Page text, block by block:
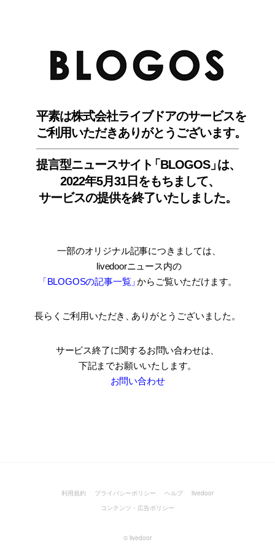
平素は株式会社ライブドアのサービスを
ご利用いただきありがとうございます。
提言型ニュースサイ ト「BLOGOS」は、
2022年5月31日をもちまして、
サービスの提供を終了いたしました。
一部のオリジナル記事につきましては
livedoorニュース内の
「BLOGOSの記事一覧」からご覧いただけます。
長らくご利用いただき ありがとうございました。
サービス終了に関するお問い合わせは、
下記までお願いいたします。
お問い合わせ
利用規約 プライバシーポリシー ヘルプ
livedoor
コンテンツ・広告ポリシー
© livedoor